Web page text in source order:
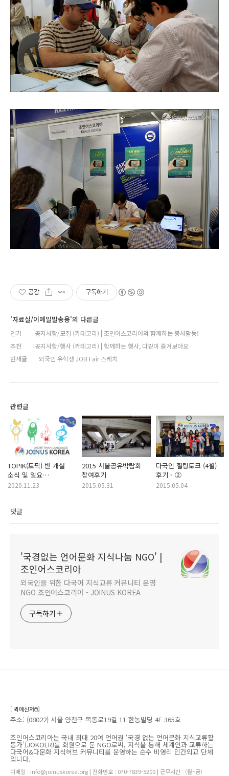
공감 구독하기
'자료실/이메일발송용'의 다른글
인기
공지사항/모집 (카테고리) | 조인어스코리아와 함께하는 봉사활동!
추천
공지사항/행사 (카테고리) | 함께하는 행사, 다같이 즐겨보아요
현재글
외국인 유학생 JOB Fair 스케치
관련글
TOPIK(토픽) 반 개설
소식 및 일요
열린한국어교실 모집
2020.11.23
2015 서울공유박람회
참여후기
2015.05.31
다국인 힐링토크 (4월)
후기 - ②
2015.05.04
댓글
'국경없는 언어문화 지식나눔 NGO' |
조인어스코리아
외국인을 위한 다국어 지식교류 커뮤니티 운영
NGO 조인어스코리아 - JOINUS KOREA
구독하기
[ 퀵메신저🖱️]
주소: (08022) 서울 양천구 목동로19길 11 한농빌딩 4F 365호
조인어스코리아는 국내 최대 20여 언어권 ‘국경 없는 언어문화 지식교류활
동가’(JOKOER)를 회원으로 둔 NGO로써, 지식을 통해 세계인과 교류하는
다국어&다문화 지식허브 커뮤니티를 운영하는 순수 비영리 민간외교 단체
입니다.
이메일 : info@joinuskorea.org | 전화번호 : 070-7839-5200 | 근무시간 : (월~금)